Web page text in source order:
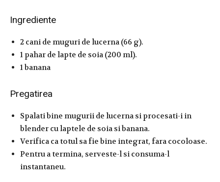
Ingrediente
2 cani de muguri de lucerna (66 g).
1 pahar de lapte de soia (200 ml).
1 banana
Pregatirea
Spalati bine mugurii de lucerna si procesati-i in
blender cu laptele de soia si banana.
Verifica ca totul sa fie bine integrat, fara cocoloase.
Pentru a termina, serveste-l si consuma-l
instantaneu.